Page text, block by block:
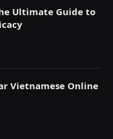
Ultimate Guide to
Vietnamese Online